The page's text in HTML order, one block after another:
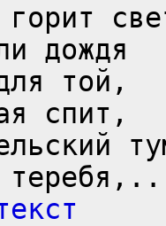
горит
дождя
той,
спит,